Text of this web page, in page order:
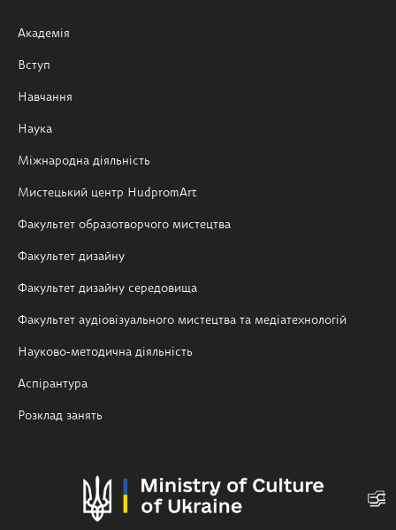
Академія
Вступ
Навчання
Наука
Міжнародна діяльність
Мистецький центр HudpromArt
Факультет образотворчого мистецтва
Факультет дизайну
Факультет дизайну середовища
Факультет аудіовізуального мистецтва та медіатехнологій
Науково-методична діяльність
Аспірантура
Розклад занять